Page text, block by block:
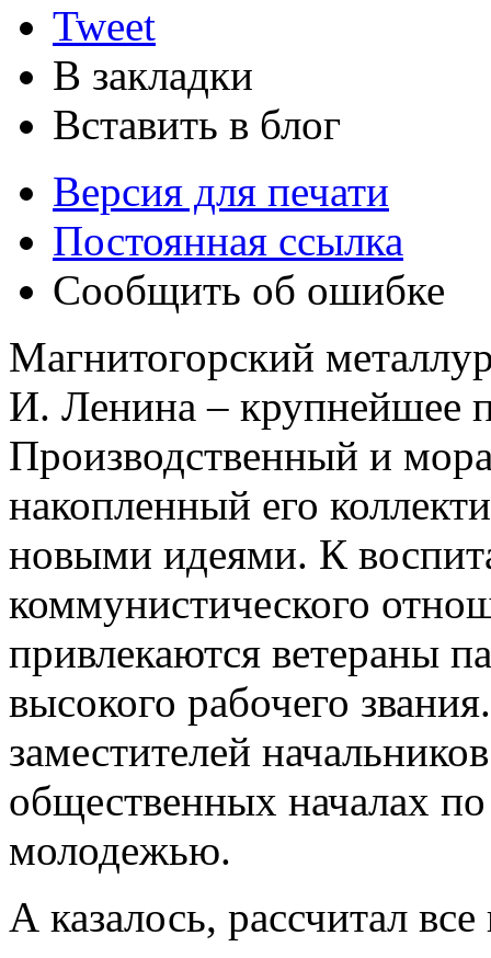
Tweet
В закладки
Вставить в блог
Версия для печати
Постоянная ссылка
Сообщить об ошибке
Магнитогорский
И. Ленина – крупнейшее
Производственный и
накопленный его
новыми идеями. К
коммунистического
привлекаются ветераны
высокого рабочего
заместителей
общественных началах
молодежью.
А казалось, рассчитал